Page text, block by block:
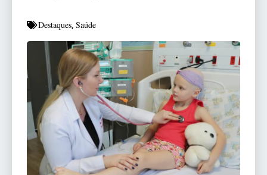
Destaques, Saúde